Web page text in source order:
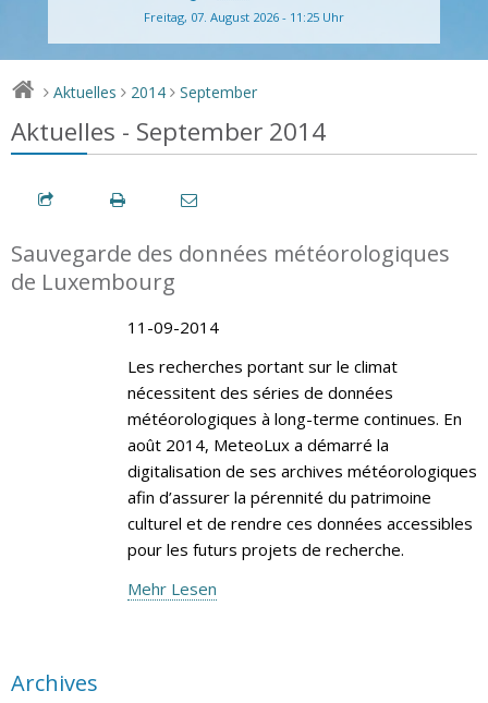
Freitag, 07. August 2026 - 11:25 Uhr
> Aktuelles > 2014 > September
Aktuelles - September 2014
Sauvegarde des données météorologiques
de Luxembourg
11-09-2014
Les recherches portant sur le climat
nécessitent des séries de données
météorologiques à long-terme continues. En
août 2014, MeteoLux a démarré la
digitalisation de ses archives météorologiques
afin d’assurer la pérennité du patrimoine
culturel et de rendre ces données accessibles
pour les futurs projets de recherche.
Mehr Lesen
Archives